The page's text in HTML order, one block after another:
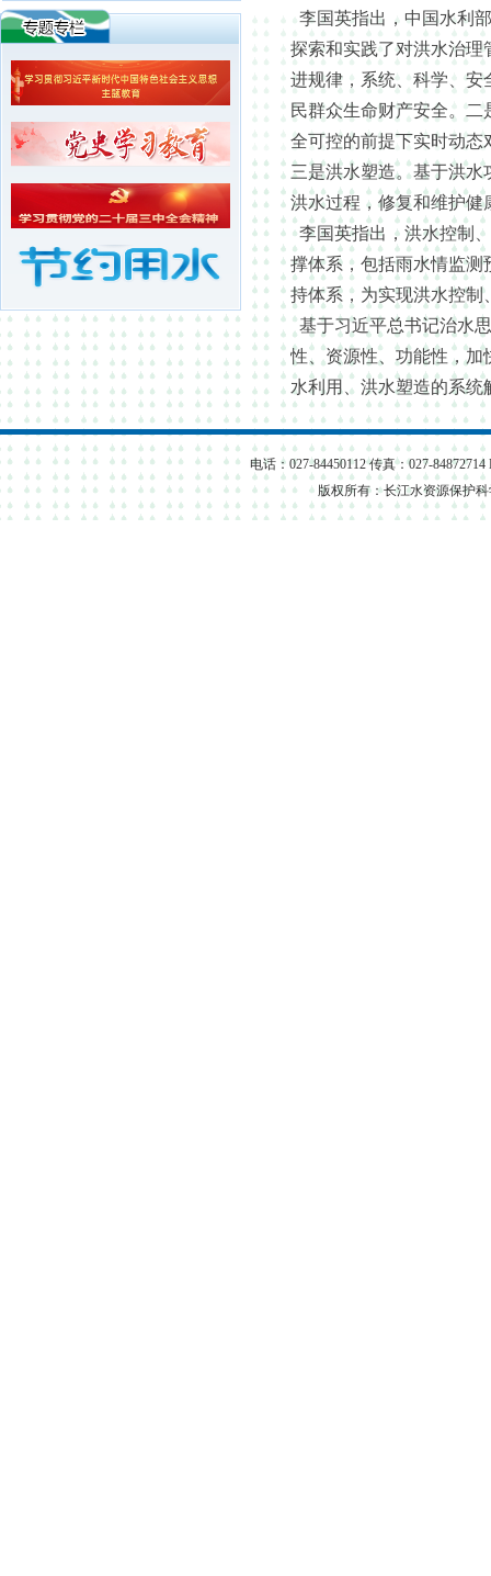
长江水资源保护科学研究所...
长江水资源保护科学研究所...
长江水利委员会长江水资源...
武汉长江水资源保护科技咨...
李国英指出，中国水利
探索和实践了对洪水治理
进规律，系统、科学、安
民群众生命财产安全。
全可控的前提下实时动态
三是洪水塑造。基于洪
洪水过程，修复和维护健
李国英指出，洪水控制
撑体系，包括雨水情监测
持体系，为实现洪水控制
基于习近平总书记治水
性、资源性、功能性，加
水利用、洪水塑造的系
电话：027-84450112 传真：027-
版权所有：长江水资源保护